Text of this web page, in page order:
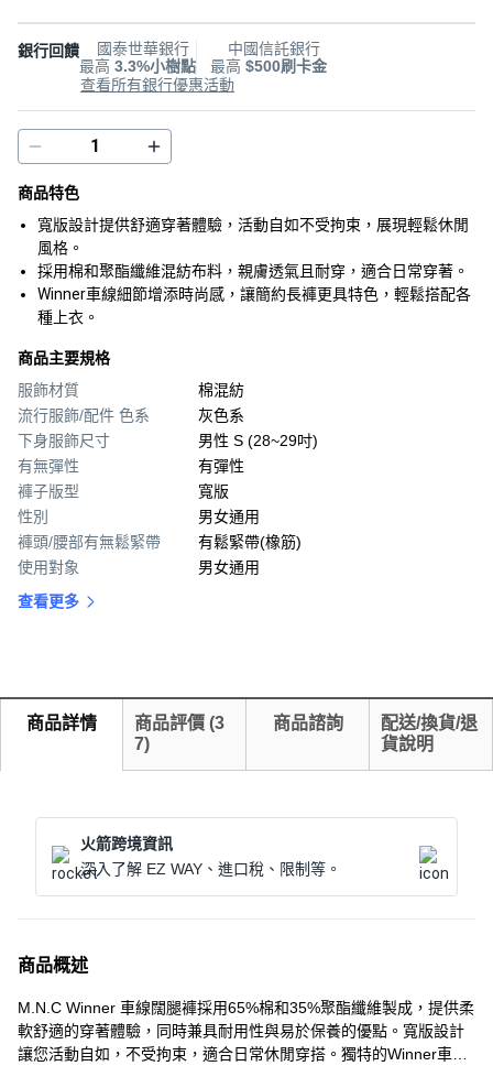
銀行回饋
國泰世華銀行
最高 3.3%小樹點
中國信託銀行
最高 $500刷卡金
查看所有銀行優惠活動
商品特色
寬版設計提供舒適穿著體驗，活動自如不受拘束，展現輕鬆休閒
風格。
採用棉和聚酯纖維混紡布料，親膚透氣且耐穿，適合日常穿著。
Winner車線細節增添時尚感，讓簡約長褲更具特色，輕鬆搭配各
種上衣。
商品主要規格
服飾材質
棉混紡
流行服飾/配件 色系
灰色系
下身服飾尺寸
男性 S (28~29吋)
有無彈性
有彈性
褲子版型
寬版
性別
男女通用
褲頭/腰部有無鬆緊帶
有鬆緊帶(橡筋)
使用對象
男女通用
查看更多
商品詳情 商品評價 (3
7)
商品諮詢
配送/換貨/退
貨說明
火箭跨境資訊
深入了解 EZ WAY、進口稅、限制等。
商品概述
M.N.C Winner 車線闊腿褲採用65%棉和35%聚酯纖維製成，提供柔
軟舒適的穿著體驗，同時兼具耐用性與易於保養的優點。寬版設計
讓您活動自如，不受拘束，適合日常休閒穿搭。獨特的Winner車線